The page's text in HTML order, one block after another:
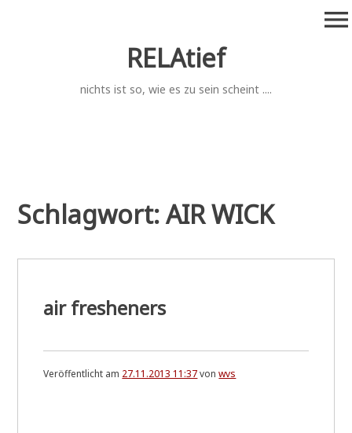
RELAtief
nichts ist so, wie es zu sein scheint ....
menu
Schlagwort:AIR WICK
air fresheners
Veröffentlicht am 27.11.2013 11:37vonwvs